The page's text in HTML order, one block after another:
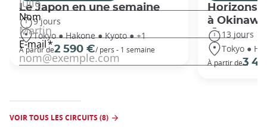
Le Japon en une semaine
9 jours
Tokyo ● Hakone ● Kyoto ● +1
À partir de2 590 €/ pers - 1 semaine
Horizons
à Okinawa
13 jours
Tokyo ●
À partir de3
VOIR TOUS LES CIRCUITS (8)